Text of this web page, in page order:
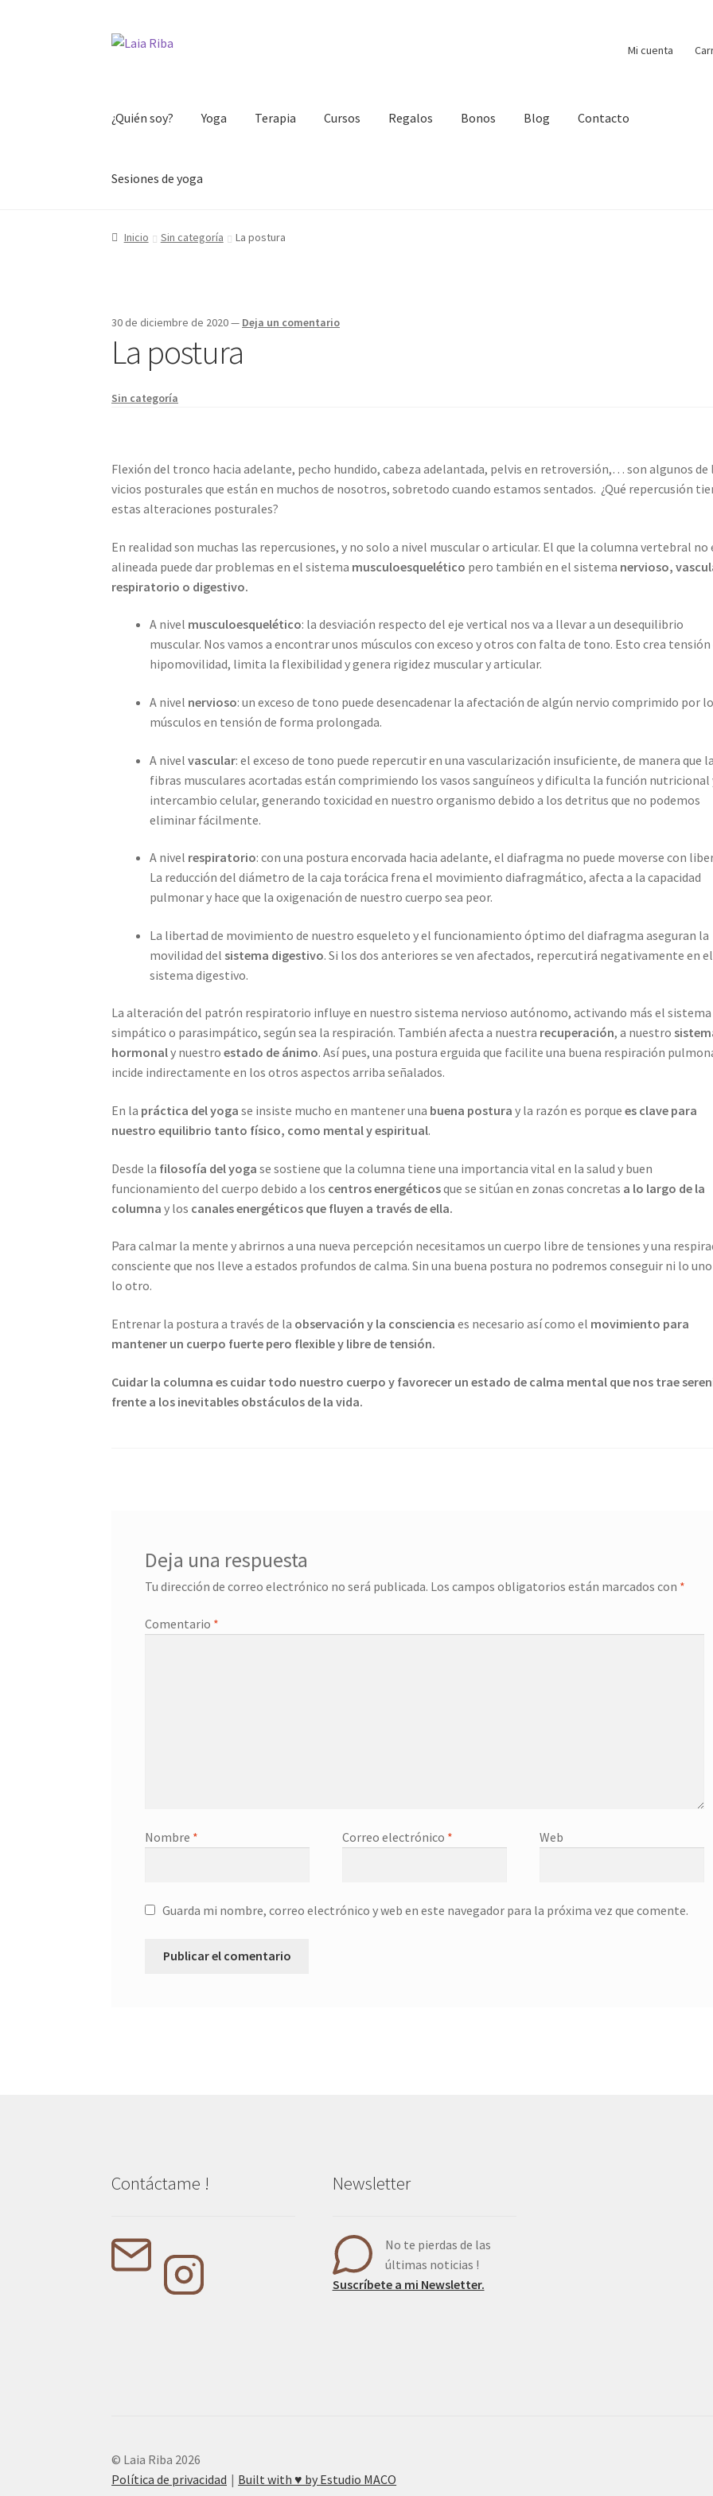
Ir
Ir
Mi cuenta
¿Quién soy? Yoga Terapia Cursos Regalos Bonos Blog Contacto
Sesiones de yoga
Inicio Sin categoría La postura
30 de diciembre de 2020— Deja un comentario
La postura
Sin categoría
Flexión del tronco hacia adelante, pecho hundido, cabeza adelantada, pelvis en retroversión,… son algunos de
vicios posturales que están en muchos de nosotros, sobretodo cuando estamos sentados. ¿Qué repercusión
estas alteraciones posturales?
En realidad son muchas las repercusiones, y no solo a nivel muscular o articular. El que la columna vertebral no
alineada puede dar problemas en el sistema musculoesquelético pero también en el sistema nervioso,
respiratorio o digestivo.
A nivel musculoesquelético: la desviación respecto del eje vertical nos va a llevar a un desequilibrio
muscular. Nos vamos a encontrar unos músculos con exceso y otros con falta de tono. Esto crea tensión
hipomovilidad, limita la flexibilidad y genera rigidez muscular y articular.
A nivel nervioso: un exceso de tono puede desencadenar la afectación de algún nervio comprimido por
músculos en tensión de forma prolongada.
A nivel vascular: el exceso de tono puede repercutir en una vascularización insuficiente, de manera que
fibras musculares acortadas están comprimiendo los vasos sanguíneos y dificulta la función nutricional
intercambio celular, generando toxicidad en nuestro organismo debido a los detritus que no podemos
eliminar fácilmente.
A nivel respiratorio: con una postura encorvada hacia adelante, el diafragma no puede moverse con
La reducción del diámetro de la caja torácica frena el movimiento diafragmático, afecta a la capacidad
pulmonar y hace que la oxigenación de nuestro cuerpo sea peor.
La libertad de movimiento de nuestro esqueleto y el funcionamiento óptimo del diafragma aseguran la
movilidad delsistema digestivo. Si los dos anteriores se ven afectados, repercutirá negativamente en el
sistema digestivo.
La alteración del patrón respiratorio influye en nuestro sistema nervioso autónomo, activando más el sistema
simpático o parasimpático, según sea la respiración. También afecta a nuestra recuperación, a nuestro
hormonaly nuestroestado de ánimo. Así pues, una postura erguida que facilite una buena respiración
incide indirectamente en los otros aspectos arriba señalados.
En la práctica del yoga se insiste mucho en mantener una buena posturay la razón es porquees clave para
nuestro equilibrio tanto físico, como mental y espiritual.
Desde la filosofía del yoga se sostiene que la columna tiene una importancia vital en la salud y buen
funcionamiento del cuerpo debido a los centros energéticosque se sitúan en zonas concretas a lo largo de la
columna y los canales energéticos que fluyen a través de ella.
Para calmar la mente y abrirnos a una nueva percepción necesitamos un cuerpo libre de tensiones y una
consciente que nos lleve a estados profundos de calma. Sin una buena postura no podremos conseguir ni lo
lo otro.
Entrenar la postura a través de la observación y la consciencia es necesario así como el movimiento para
mantener un cuerpo fuerte pero flexible y libre de tensión.
Cuidar la columna es cuidar todo nuestro cuerpo y favorecer un estado de calma mental que nos trae
frente a los inevitables obstáculos de la vida.
Deja una respuesta
Tu dirección de correo electrónico no será publicada. Los campos obligatorios están marcados con *
Comentario *
Nombre * Correo electrónico * Web
Guarda mi nombre, correo electrónico y web en este navegador para la próxima vez que comente.
Contáctame ! Newsletter
No te pierdas de las
últimas noticias !
Suscríbete a mi Newsletter.
© Laia Riba 2026
Política de privacidad
Built with ♥︎ by Estudio MACO